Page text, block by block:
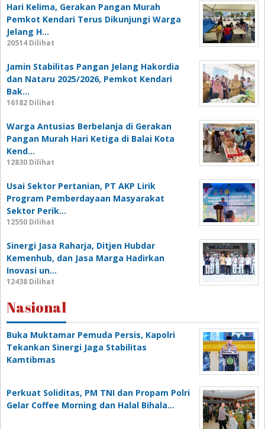
Hari Kelima, Gerakan Pangan Murah
Pemkot Kendari Terus Dikunjungi Warga
Jelang H…
20514 Dilihat
Jamin Stabilitas Pangan Jelang Hakordia
dan Nataru 2025/2026, Pemkot Kendari
Bak…
16182 Dilihat
Warga Antusias Berbelanja di Gerakan
Pangan Murah Hari Ketiga di Balai Kota
Kend…
12830 Dilihat
Usai Sektor Pertanian, PT AKP Lirik
Program Pemberdayaan Masyarakat
Sektor Perik…
12550 Dilihat
Sinergi Jasa Raharja, Ditjen Hubdar
Kemenhub, dan Jasa Marga Hadirkan
Inovasi un…
12438 Dilihat
Nasional
Buka Muktamar Pemuda Persis, Kapolri
Tekankan Sinergi Jaga Stabilitas
Kamtibmas
Perkuat Soliditas, PM TNI dan Propam Polri
Gelar Coffee Morning dan Halal Bihala…